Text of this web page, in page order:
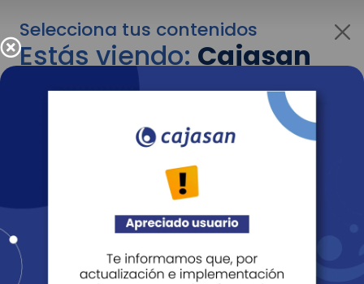
Selecciona tus contenidos
Estás viendo:Cajasan
para personas
Para cambiar al contenido de tu interés más
adelante recuerda utilizar el menú
Entendido